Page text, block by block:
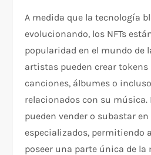
A medida que la tecnología
evolucionando, los NFTs
popularidad en el mundo de
artistas pueden crear
canciones, álbumes o
relacionados con su música.
pueden vender o subastar
especializados, permitiendo
poseer una parte única de la